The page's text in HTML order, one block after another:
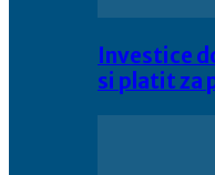
Investice
si platit za